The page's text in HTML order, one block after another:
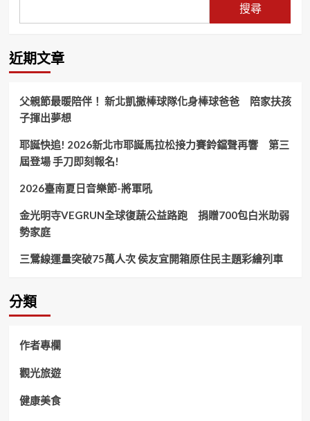
安
警
伴
樂
成
搜尋
近期文章
父親節最暖陪伴！ 新北凱撒棒球隊化身棒球爸爸 陪家扶孩
子揮出夢想
耶誕快追! 2026新北市耶誕馬拉松接力賽鈴鐺聲再響 第三
屆登場 手刀即刻報名!
2026臺南夏日音樂節-將軍吼
金光明寺VEGRUN全球復蔬公益路跑 捐贈700包白米助弱
勢家庭
三鶯線運量突破75萬人次 侯友宜開箱原住民主題彩繪列車
分類
作者專欄
觀光旅遊
健康美食